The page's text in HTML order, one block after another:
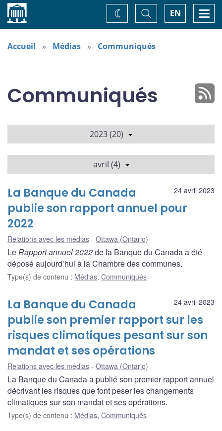
Accueil EN
Basculer
la
recherche
Changez
de
thème
Accueil Médias Communiqués
Communiqués
2023 (20)
avril (4)
24 avril 2023
La Banque du Canada
publie son rapport annuel pour
2022
Relations avec les médias Ottawa (Ontario)
LeRapport annuel 2022de la Banque du Canada a été
déposé aujourd’hui à la Chambre des communes.
Type(s) de contenu : Médias, Communiqués
24 avril 2023
La Banque du Canada
publie son premier rapport sur les
risques climatiques pesant sur son
mandat et ses opérations
Relations avec les médias Ottawa (Ontario)
La Banque du Canada a publié son premier rapport annuel
décrivant les risques que font peser les changements
climatiques sur son mandat et ses opérations.
Type(s) de contenu : Médias, Communiqués